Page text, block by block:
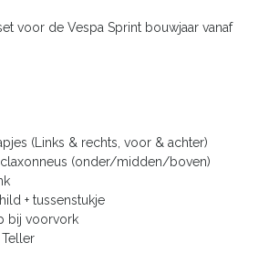
voor de Vespa Sprint bouwjaar vanaf
(Links & rechts, voor & achter)
(onder/midden/boven)
+ tussenstukje
bij voorvork